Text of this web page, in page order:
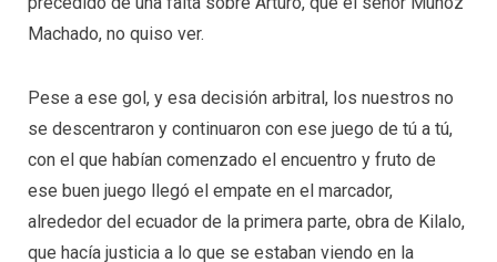
Machado, no quiso ver.
Pese a ese gol, y esa decisión arbitral, los nuestros no
se descentraron y continuaron con ese juego de tú a tú,
con el que habían comenzado el encuentro y fruto de
ese buen juego llegó el empate en el marcador,
alrededor del ecuador de la primera parte, obra de Kilalo,
que hacía justicia a lo que se estaban viendo en la